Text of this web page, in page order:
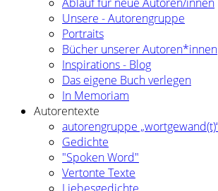
Unsere - Autorengruppe
Portraits
Bücher unserer Autoren*innen
Inspirations - Blog
Das eigene Buch verlegen
In Memoriam
Autorentexte
autorengruppe
Gedichte
"Spoken Word"
Vertonte Texte